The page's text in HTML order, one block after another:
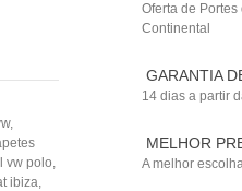
,
vw polo,
ibiza,
Oferta de Portes
Continental
GARANTIA
14 dias a partir
MELHOR
A melhor